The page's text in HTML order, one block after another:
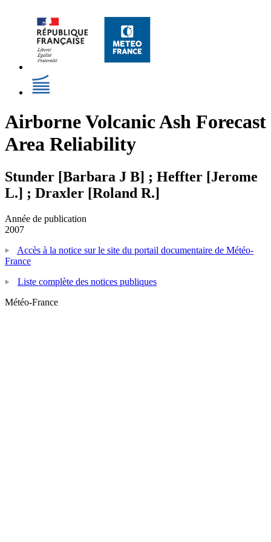
Airborne Volcanic Ash Forecast
Area Reliability
Stunder [Barbara J B] ; Heffter [Jerome
L.] ; Draxler [Roland R.]
Année de publication
2007
Accès à la notice sur le site du portail documentaire de Météo-
France
Liste complète des notices publiques
Météo-France